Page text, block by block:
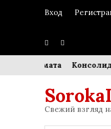
Вход
Свежий взгляд